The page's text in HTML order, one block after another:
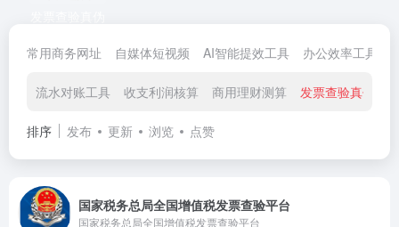
常用商务网址 自媒体短视频 AI智能提效工具 办公效率工具
流水对账工具 收支利润核算 商用理财测算 发票查验真伪
排序 发布 更新 浏览 点赞
国家税务总局全国增值税发票查验平台
国家税务总局全国增值税发票查验平台